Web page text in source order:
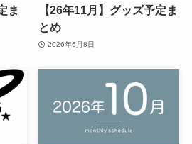
ま
【26年11月】グッズ予定ま
とめ
2026年6月8日